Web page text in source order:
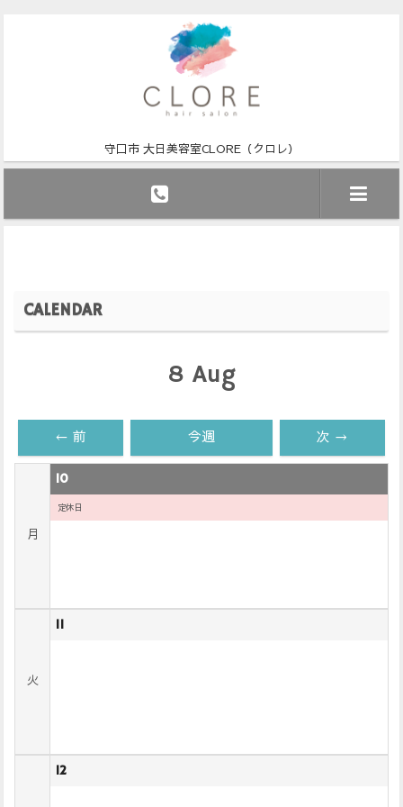
守口市 大日美容室CLORE（クロレ）
CALENDAR
8 Aug
← 前 今週 次 →
月
10
定休日
火
11
12